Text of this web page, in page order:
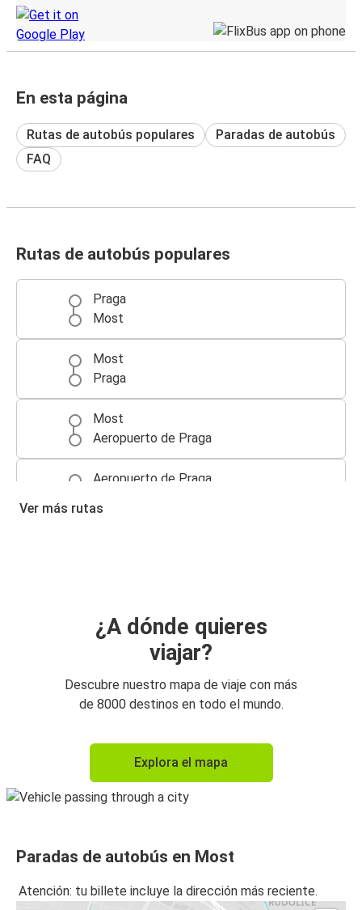
En esta página
Rutas de autobús populares
Paradas de autobús
FAQ
Rutas de autobús populares
Praga
Most
Most
Praga
Most
Aeropuerto de Praga
Aeropuerto de Praga
Ver más rutas
¿A dónde quieres
viajar?
Descubre nuestro mapa de viaje con más
de 8000 destinos en todo el mundo.
Explora el mapa
Paradas de autobús en Most
Atención: tu billete incluye la dirección más reciente.